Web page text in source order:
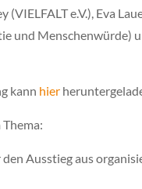
(VIELFALT e.V.), Eva
und Menschenwürde)
kann hier
den Ausstieg aus